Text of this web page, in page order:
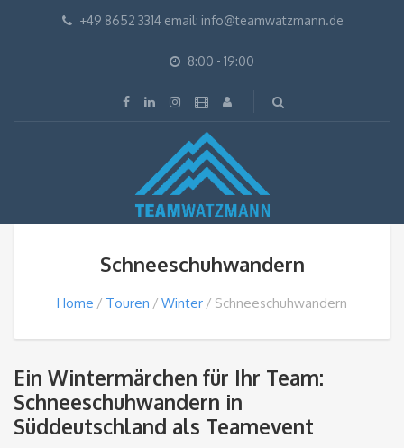
+49 8652 3314 email: info@teamwatzmann.de
8:00 - 19:00
Schneeschuhwandern
Home Touren Winter Schneeschuhwandern
Ein Wintermärchen für Ihr Team:
Schneeschuhwandern in
Süddeutschland als Teamevent